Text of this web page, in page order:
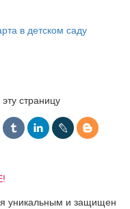
страницу
уникальным и защищен